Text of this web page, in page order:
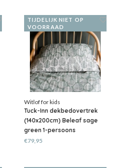
TIJDELIJK NIET OP
VOORRAAD
Witlof for kids
Tuck-Inn dekbedovertrek
(140x200cm) Beleaf sage
green 1-persoons
€79,95